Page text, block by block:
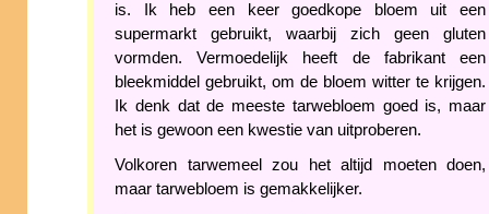
is. Ik heb een keer goedkope bloem uit een
supermarkt gebruikt, waarbij zich geen gluten
vormden. Vermoedelijk heeft de fabrikant een
bleekmiddel gebruikt, om de bloem witter te krijgen.
Ik denk dat de meeste tarwebloem goed is, maar
het is gewoon een kwestie van uitproberen.
Volkoren tarwemeel zou het altijd moeten doen,
maar tarwebloem is gemakkelijker.